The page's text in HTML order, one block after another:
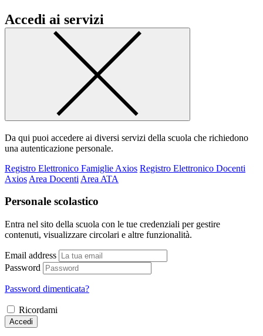
Accedi ai servizi
Da qui puoi accedere ai diversi servizi della scuola che richiedono
una autenticazione personale.
Registro Elettronico Famiglie Axios Registro Elettronico Docenti
Axios Area Docenti Area ATA
Personale scolastico
Entra nel sito della scuola con le tue credenziali per gestire
contenuti, visualizzare circolari e altre funzionalità.
Email address
Password
Password dimenticata?
Ricordami
Accedi